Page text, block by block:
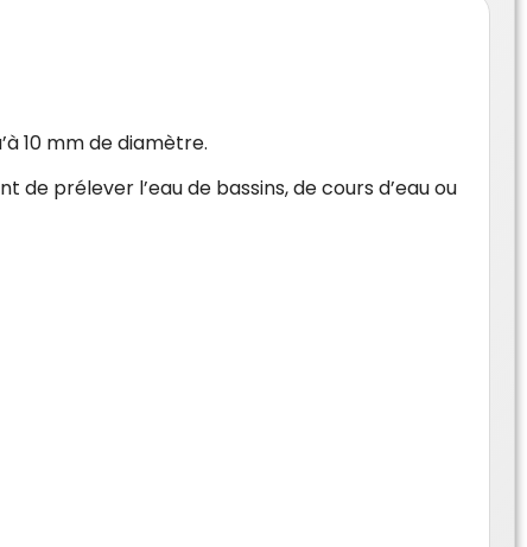
10 mm de diamètre.
prélever l’eau de bassins, de cours d’eau ou